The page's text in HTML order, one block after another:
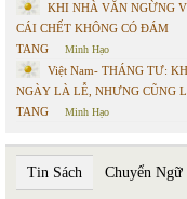
KHI NHÀ VĂN NGỪNG
CÁI CHẾT KHÔNG CÓ ĐÁM
TANG
Minh Hạo
Việt Nam- THÁNG TƯ:
NGÀY LÀ LỄ, NHƯNG CŨNG
TANG
Minh Hạo
Tin Sách Chuyển Ngữ